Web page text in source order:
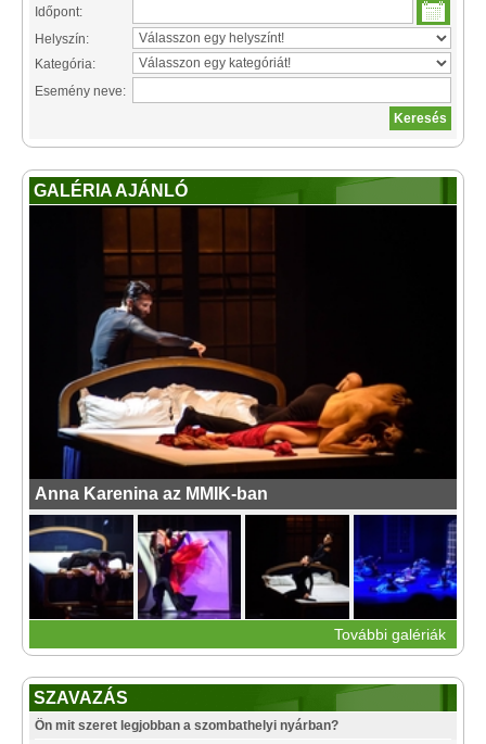
Időpont:
Helyszín:
Kategória:
Esemény neve:
GALÉRIA AJÁNLÓ
Anna Karenina az MMIK-ban
További galériák
SZAVAZÁS
Ön mit szeret legjobban a szombathelyi nyárban?